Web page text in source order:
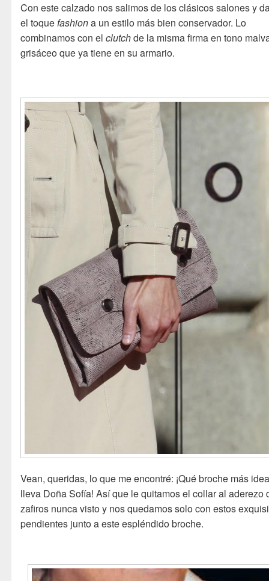
Con este calzado nos salimos de los clásicos salones y
el toquefashiona un estilo más bien conservador. Lo
combinamos con elclutchde la misma firma en tono
grisáceo que ya tiene en su armario.
Vean, queridas, lo que me encontré: ¡Qué broche más
lleva Doña Sofía! Así que le quitamos el collar al aderezo
zafiros nunca visto y nos quedamos solo con estos
pendientes junto a este espléndido broche.